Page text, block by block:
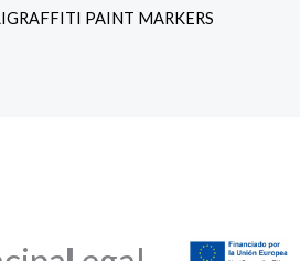
PAINT MARKERS